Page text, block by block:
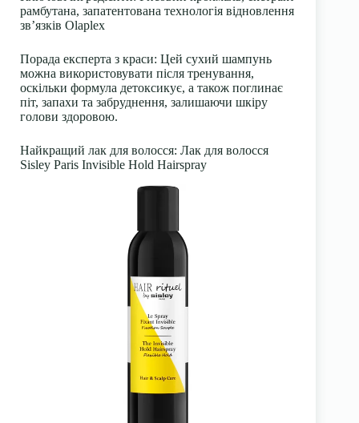
рамбутана, запатентована технологія відновлення
зв’язків Olaplex
Порада експерта з краси: Цей сухий шампунь
можна використовувати після тренування,
оскільки формула детоксикує, а також поглинає
піт, запахи та забруднення, залишаючи шкіру
голови здоровою.
Найкращий лак для волосся: Лак для волосся
Sisley Paris Invisible Hold Hairspray